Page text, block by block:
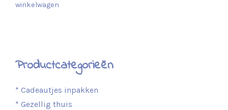
winkelwagen
Productcategorieën
* Cadeautjes inpakken
* Gezellig thuis